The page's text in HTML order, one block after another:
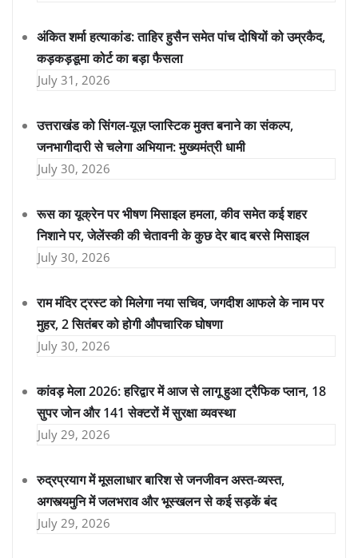
अंकित शर्मा हत्याकांड: ताहिर हुसैन समेत पांच दोषियों को उम्रकैद,
कड़कड़डूमा कोर्ट का बड़ा फैसला
July 31, 2026
उत्तराखंड को सिंगल-यूज़ प्लास्टिक मुक्त बनाने का संकल्प,
जनभागीदारी से चलेगा अभियान: मुख्यमंत्री धामी
July 30, 2026
रूस का यूक्रेन पर भीषण मिसाइल हमला, कीव समेत कई शहर
निशाने पर, जेलेंस्की की चेतावनी के कुछ देर बाद बरसे मिसाइल
July 30, 2026
राम मंदिर ट्रस्ट को मिलेगा नया सचिव, जगदीश आफले के नाम पर
मुहर, 2 सितंबर को होगी औपचारिक घोषणा
July 30, 2026
कांवड़ मेला 2026: हरिद्वार में आज से लागू हुआ ट्रैफिक प्लान, 18
सुपर जोन और 141 सेक्टरों में सुरक्षा व्यवस्था
July 29, 2026
रुद्रप्रयाग में मूसलाधार बारिश से जनजीवन अस्त-व्यस्त,
अगस्त्यमुनि में जलभराव और भूस्खलन से कई सड़कें बंद
July 29, 2026